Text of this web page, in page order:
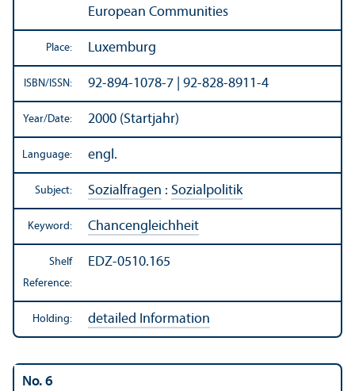
European Communities
Place: Luxemburg
ISBN/ISSN: 92-894-1078-7 | 92-828-8911-4
Year/Date: 2000 (Startjahr)
Language: engl.
Subject: Sozialfragen : Sozialpolitik
Keyword: Chancengleichheit
Shelf
Reference:
EDZ-0510.165
Holding: detailed Information
No. 6